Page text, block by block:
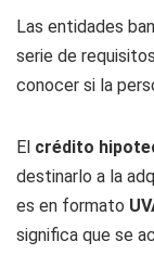
Las entidades
serie de
conocer si la
El crédito
destinarlo a la
es en formato
significa que se